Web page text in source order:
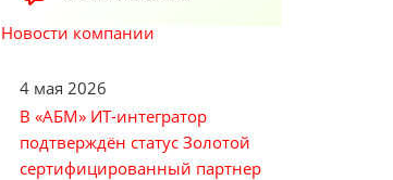
Новости компании
4 мая 2026
В «АБМ» ИТ-интегратор
подтверждён статус Золотой
сертифицированный партнер